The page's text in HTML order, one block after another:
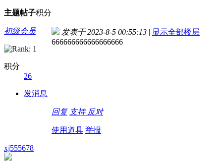
主题帖子积分
初级会员
积分
26
发消息
发表于 2023-8-5 00:55:13 | 显示全部楼层
666666666666666666
回复 支持 反对
使用道具 举报
xj555678